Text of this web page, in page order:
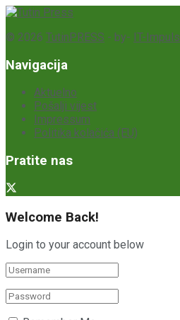
© 2026 TutinPRESS - by- IT-Impuls
Navigacija
Aktuelno
Pošalji vijest
Impressum
Politika kolačića (EU)
Pratite nas
Welcome Back!
Login to your account below